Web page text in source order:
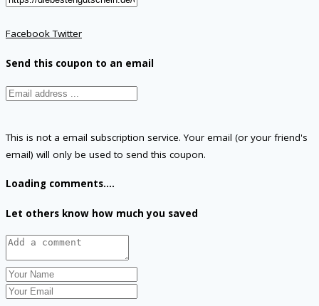
FacebookTwitter
Send this coupon to an email
This is not a email subscription service. Your email (or your friend's
email) will only be used to send this coupon.
Loading comments....
Let others know how much you saved